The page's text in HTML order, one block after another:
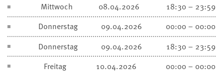
Mittwoch
08.04.2026
18:30 – 23:59
Donnerstag
09.04.2026
00:00 – 00:00
Donnerstag
09.04.2026
18:30 – 23:59
Freitag
10.04.2026
00:00 – 00:00